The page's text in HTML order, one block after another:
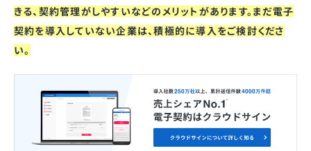
きる、契約管理がしやすいなどのメリットがあります。まだ電子
契約を導入していない企業は、積極的に導入をご検討くださ
い。